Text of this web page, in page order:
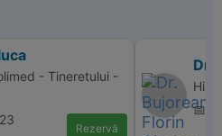
- Tineretului -
Rezervă
Dr.
📅